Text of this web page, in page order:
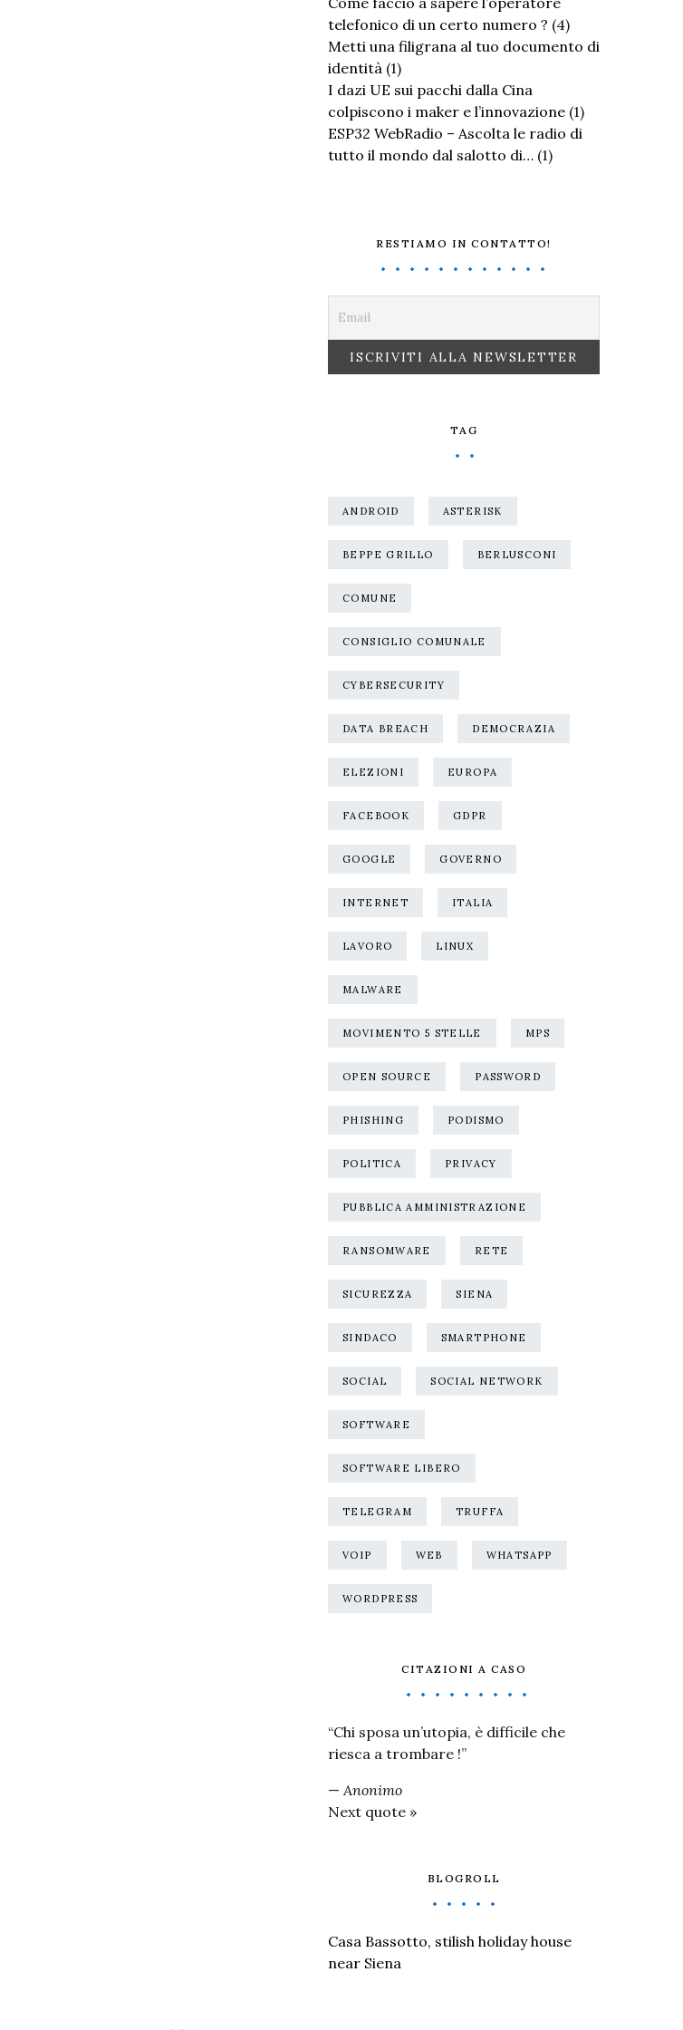
telefonico di un certo numero ? (4)
Metti una filigrana al tuo documento di
identità (1)
I dazi UE sui pacchi dalla Cina
colpiscono i maker e l’innovazione (1)
ESP32 WebRadio – Ascolta le radio di
tutto il mondo dal salotto di… (1)
RESTIAMO IN CONTATTO!
TAG
ANDROID ASTERISK
BEPPE GRILLO BERLUSCONI
COMUNE
CONSIGLIO COMUNALE
CYBERSECURITY
DATA BREACH DEMOCRAZIA
ELEZIONI EUROPA
FACEBOOK GDPR
GOOGLE GOVERNO
INTERNET ITALIA
LAVORO LINUX
MALWARE
MOVIMENTO 5 STELLE MPS
OPEN SOURCE PASSWORD
PHISHING PODISMO
POLITICA PRIVACY
PUBBLICA AMMINISTRAZIONE
RANSOMWARE RETE
SICUREZZA SIENA
SINDACO SMARTPHONE
SOCIAL SOCIAL NETWORK
SOFTWARE
SOFTWARE LIBERO
TELEGRAM TRUFFA
VOIP WEB WHATSAPP
WORDPRESS
CITAZIONI A CASO
“Chi sposa un’utopia, è difficile che
riesca a trombare !”
—Anonimo
Next quote »
BLOGROLL
Casa Bassotto, stilish holiday house
near Siena